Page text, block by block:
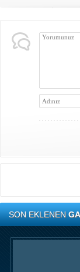
SON EKLENEN